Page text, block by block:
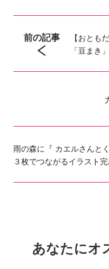
前の記事
【おとも
「豆まき」
雨の森に『 カエルさんと
３枚でつながるイラスト完
あなたにオ